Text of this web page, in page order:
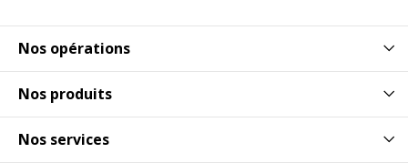
Nos opérations
Nos produits
Nos services